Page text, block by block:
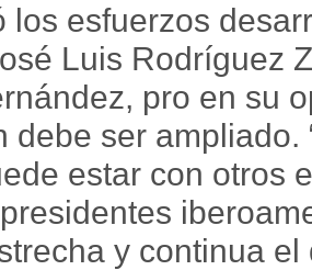
los esfuerzos
Luis Rodríguez
pro en su
debe ser
estar con otros
y continua el